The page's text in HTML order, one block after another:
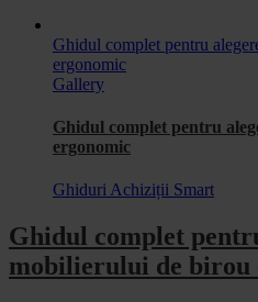
Ghidul complet pentru
ergonomic
Gallery
Ghidul complet pentru
ergonomic
Ghiduri Achiziții Smart
Ghidul complet
mobilierului de birou